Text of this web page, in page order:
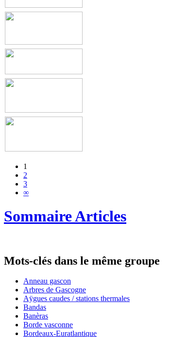
1
2
3
∞
Sommaire Articles
Mots-clés dans le même groupe
Anneau gascon
Arbres de Gascogne
Aÿgues caudes / stations thermales
Bandas
Banèras
Borde vasconne
Bordeaux-Euratlantique